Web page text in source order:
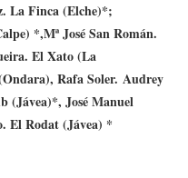
La Finca (Elche)*;
*,Mª José San Román.
El Xato (La
Rafa Soler. Audrey
(Jávea)*, José Manuel
El Rodat (Jávea) *